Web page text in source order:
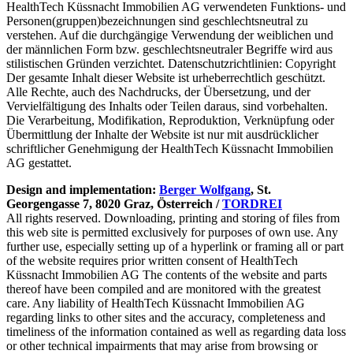
HealthTech Küssnacht Immobilien AG verwendeten Funktions- und
Personen(gruppen)bezeichnungen sind geschlechtsneutral zu
verstehen. Auf die durchgängige Verwendung der weiblichen und
der männlichen Form bzw. geschlechtsneutraler Begriffe wird aus
stilistischen Gründen verzichtet. Datenschutzrichtlinien: Copyright
Der gesamte Inhalt dieser Website ist urheberrechtlich geschützt.
Alle Rechte, auch des Nachdrucks, der Übersetzung, und der
Vervielfältigung des Inhalts oder Teilen daraus, sind vorbehalten.
Die Verarbeitung, Modifikation, Reproduktion, Verknüpfung oder
Übermittlung der Inhalte der Website ist nur mit ausdrücklicher
schriftlicher Genehmigung der HealthTech Küssnacht Immobilien
AG gestattet.
Design and implementation: Berger Wolfgang, St.
Georgengasse 7, 8020 Graz, Österreich /TORDREI
All rights reserved. Downloading, printing and storing of files from
this web site is permitted exclusively for purposes of own use. Any
further use, especially setting up of a hyperlink or framing all or part
of the website requires prior written consent of HealthTech
Küssnacht Immobilien AG The contents of the website and parts
thereof have been compiled and are monitored with the greatest
care. Any liability of HealthTech Küssnacht Immobilien AG
regarding links to other sites and the accuracy, completeness and
timeliness of the information contained as well as regarding data loss
or other technical impairments that may arise from browsing or